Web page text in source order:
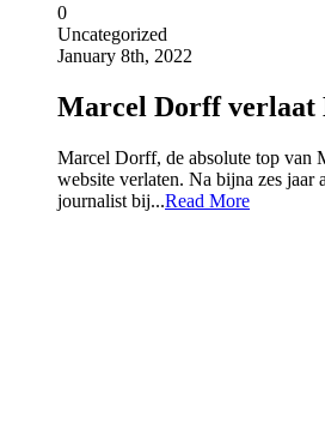
0
Uncategorized
January 8th, 2022
Marcel Dorff verlaat
Marcel Dorff, de absolute top van
website verlaten. Na bijna zes jaar
journalist bij...Read More